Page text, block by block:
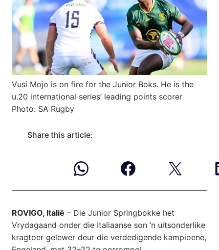
Vusi Mojo is on fire for the Junior Boks. He is the
u.20 international series’ leading points scorer
Photo: SA Rugby
Share this article:
ROVIGO, Italië – Die Junior Springbokke het
Vrydagaand onder die Italiaanse son ’n uitsonderlike
kragtoer gelewer deur die verdedigende kampioene,